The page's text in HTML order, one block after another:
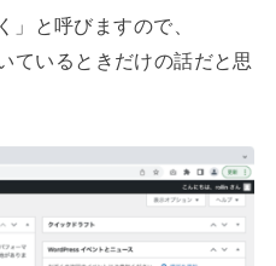
」と呼びますので、
ているときだけの話だと思